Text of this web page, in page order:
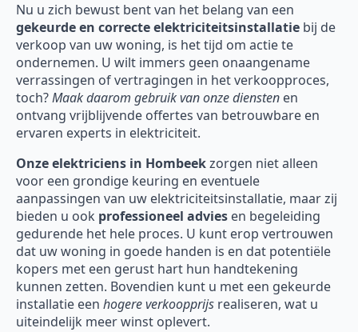
Nu u zich bewust bent van het belang van een
gekeurde en correcte elektriciteitsinstallatie bij de
verkoop van uw woning, is het tijd om actie te
ondernemen. U wilt immers geen onaangename
verrassingen of vertragingen in het verkoopproces,
toch?Maak daarom gebruik van onze diensten en
ontvang vrijblijvende offertes van betrouwbare en
ervaren experts in elektriciteit.
Onzeelektriciens in Hombeekzorgen niet alleen
voor een grondige keuring en eventuele
aanpassingen van uw elektriciteitsinstallatie, maar zij
bieden u ook professioneel advies en begeleiding
gedurende het hele proces. U kunt erop vertrouwen
dat uw woning in goede handen is en dat potentiële
kopers met een gerust hart hun handtekening
kunnen zetten. Bovendien kunt u met een gekeurde
installatie een hogere verkoopprijs realiseren, wat u
uiteindelijk meer winst oplevert.